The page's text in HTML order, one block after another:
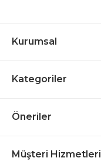
Kurumsal
Kategoriler
Öneriler
Müşteri Hizmetleri